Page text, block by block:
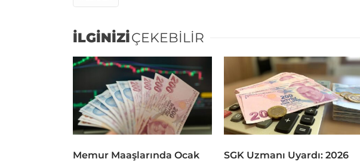
İLGİNİZİÇEKEBİLİR
Memur Maaşlarında Ocak
SGK Uzmanı Uyardı: 2026